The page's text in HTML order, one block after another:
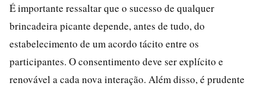
É importante ressaltar que o sucesso de qualquer
brincadeira picante depende, antes de tudo, do
estabelecimento de um acordo tácito entre os
participantes. O consentimento deve ser explícito e
renovável a cada nova interação. Além disso, é prudente